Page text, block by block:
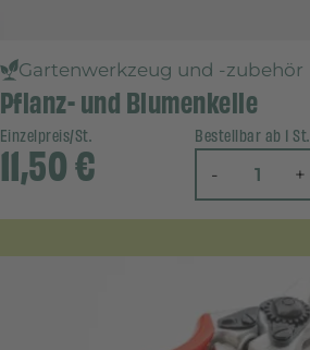
Gartenwerkzeug und -zubehör
Pflanz- und Blumenkelle
Einzelpreis/St.
11,50€
Bestellbar ab 1 St.
- +